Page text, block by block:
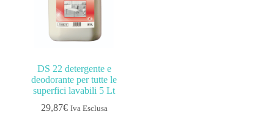
DS 22 detergente e
deodorante per tutte le
superfici lavabili 5 Lt
29,87€ Iva Esclusa